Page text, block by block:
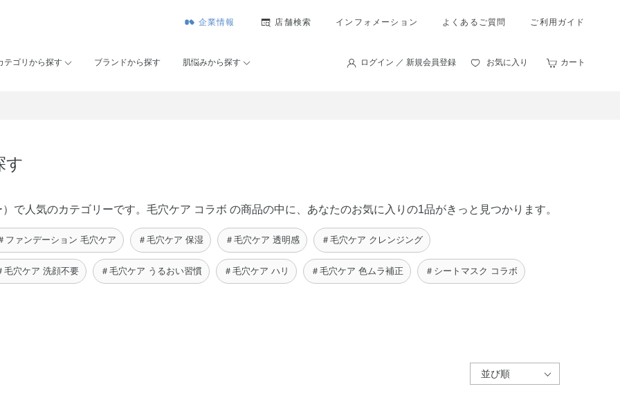
企業情報 店舗検索 インフォメーション よくあるご質問 ご利用ガイド
テゴリから探す ブランドから探す 肌悩みから探す ログイン ／ 新規会員登録 お気に入り カート
す
で人気のカテゴリーです。毛穴ケア コラボ の商品の中に、あなたのお気に入りの1品がきっと見つかります。
ファンデーション 毛穴ケア ＃毛穴ケア 保湿 ＃毛穴ケア 透明感 ＃毛穴ケア クレンジング
毛穴ケア 洗顔不要 ＃毛穴ケア うるおい習慣 ＃毛穴ケア ハリ ＃毛穴ケア 色ムラ補正 ＃シートマスク コラボ